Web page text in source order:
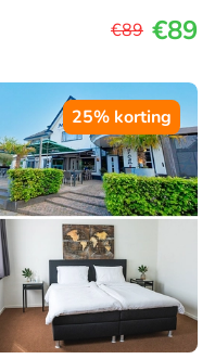
€89 €89
25% korting